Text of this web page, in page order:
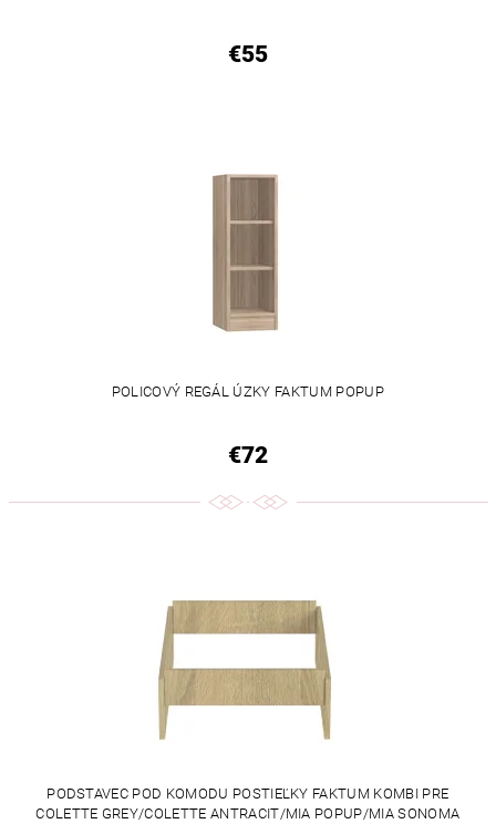
€55
POLICOVÝ REGÁL ÚZKY FAKTUM POPUP
€72
PODSTAVEC POD KOMODU POSTIEĽKY FAKTUM KOMBI PRE
COLETTE GREY/COLETTE ANTRACIT/MIA POPUP/MIA SONOMA